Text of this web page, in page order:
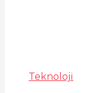
Teknoloji